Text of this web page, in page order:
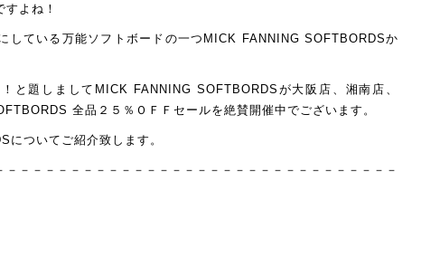
よね！
している万能ソフトボードの一つMICK FANNING SOFTBORDSか
と題しまして MICK FANNING SOFTBORDS が大阪店、湘南店、
全品２５％ＯＦＦセールを絶賛開催中でございます。
ついてご紹介致します。
－－－－－－－－－－－－－－－－－－－－－－－－－－－－－－